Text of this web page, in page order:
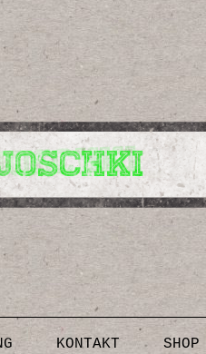
Fotografien, Rezepte,
Anleitungen & Vorlagen
Skip to content
KONTAKT SHOP